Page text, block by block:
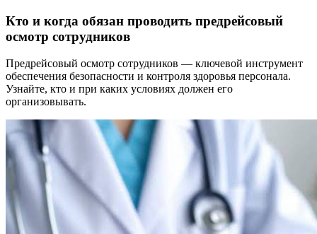
Кто и когда обязан проводить предрейсовый
осмотр сотрудников
Предрейсовый осмотр сотрудников — ключевой инструмент
обеспечения безопасности и контроля здоровья персонала.
Узнайте, кто и при каких условиях должен его
организовывать.